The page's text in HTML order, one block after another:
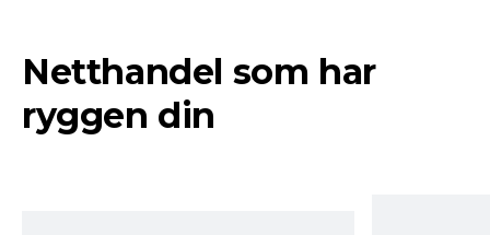
Netthandel som har
ryggen din